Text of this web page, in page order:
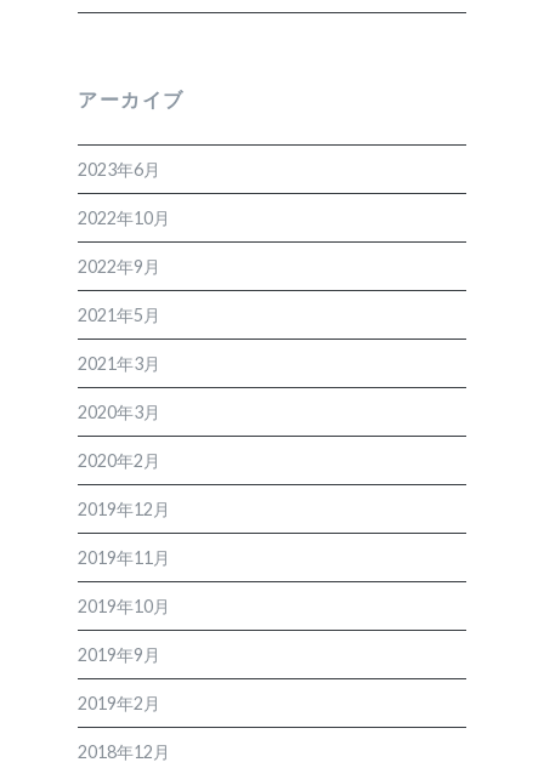
アーカイブ
2023年6月
2022年10月
2022年9月
2021年5月
2021年3月
2020年3月
2020年2月
2019年12月
2019年11月
2019年10月
2019年9月
2019年2月
2018年12月